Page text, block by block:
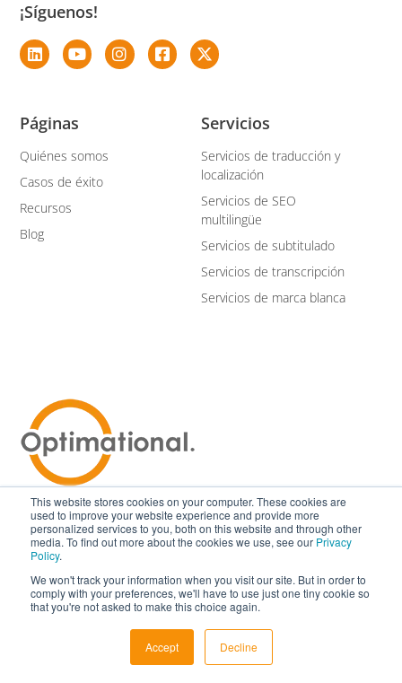
This website stores cookies on your computer. These cookies are
used to improve your website experience and provide more
personalized services to you, both on this website and through other
media. To find out more about the cookies we use, see our Privacy
Policy.
We won't track your information when you visit our site. But in order to
comply with your preferences, we'll have to use just one tiny cookie so
that you're not asked to make this choice again.
Accept Decline
Servicios
Servicios de traducción y
localización
Servicios de SEO
multilingüe
Servicios de subtitulado
Servicios de transcripción
Servicios de marca blanca
Páginas
Quiénes somos
Casos de éxito
Recursos
Blog
¡Síguenos!